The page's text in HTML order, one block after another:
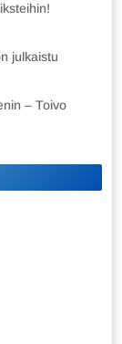
julkaistu
– Toivo